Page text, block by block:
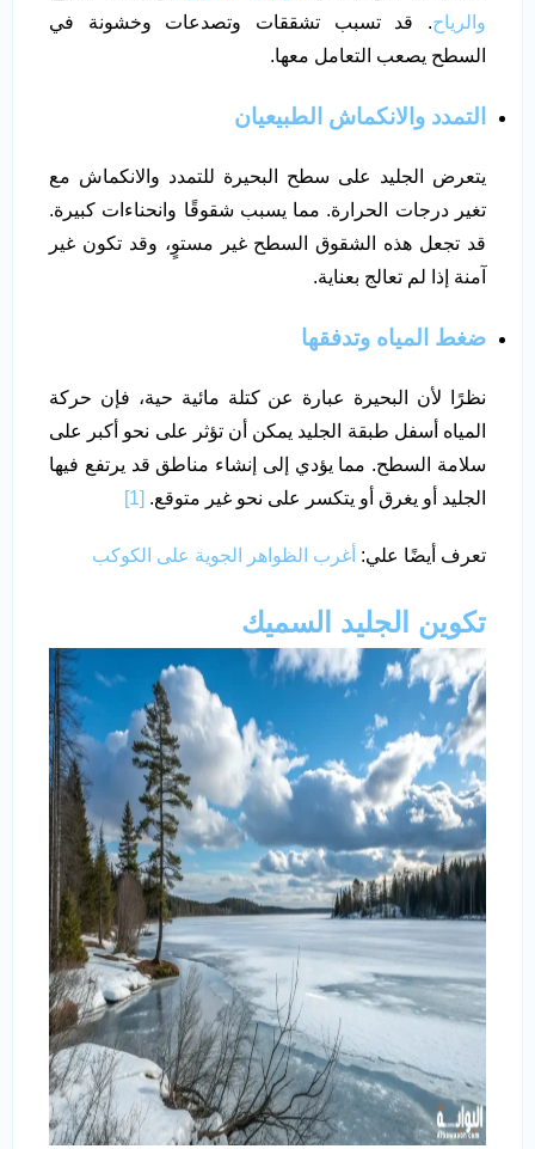
والرياح. قد تسبب تشققات وتصدعات وخشونة في
السطح يصعب التعامل معها.
التمدد والانكماش الطبيعيان
يتعرض الجليد على سطح البحيرة للتمدد والانكماش مع
تغير درجات الحرارة. مما يسبب شقوقًا وانحناءات كبيرة.
قد تجعل هذه الشقوق السطح غير مستوٍ، وقد تكون غير
آمنة إذا لم تعالج بعناية.
ضغط المياه وتدفقها
نظرًا لأن البحيرة عبارة عن كتلة مائية حية، فإن حركة
المياه أسفل طبقة الجليد يمكن أن تؤثر على نحو أكبر على
سلامة السطح. مما يؤدي إلى إنشاء مناطق قد يرتفع فيها
الجليد أو يغرق أو يتكسر على نحو غير متوقع. [1]
تعرف أيضًا علي: أغرب الظواهر الجوية على الكوكب
تكوين الجليد السميك